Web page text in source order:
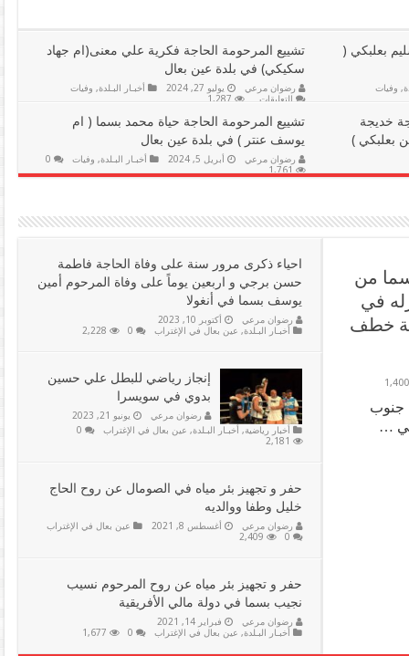
بعلبكي (
, وفيات
تشييع المرحومة الحاجة فكرية علي معنى(ام جهاد
سكيكي) في بلدة عين بعال
رضوان مرعي يوليو 27, 2024 أخبـار البـلدة, وفيات
التعليقاتعلى
المرحومة
الحاجة
فكرية
معنى(ام
جهاد
عين
بعال
1,287
خديجة
بعلبكي )
,وفيات
تشييع المرحومة الحاجة حياة محمد بسما ( ام
يوسف عنتر ) في بلدة عين بعال
رضوان مرعي أبريل 5, 2024 أخبـار البـلدة, وفيات
0
1,761
من
في
خطف
1,400
جنوب
في …
احياء ذكرى مرور سنة على وفاة الحاجة فاطمة
حسن برجي و اربعين يوماً على وفاة المرحوم أمين
يوسف بسما في أنغولا
رضوان مرعي
أكتوبر 10, 2023
أخبـار البـلدة, عين بعال في الإغتراب 0
2,228
إنجاز رياضي للبطل علي حسين
بدوي في سويسرا
رضوان مرعي
يونيو 21, 2023
أخبار رياضية, أخبـار البـلدة, عين بعال في الإغتراب
0
2,181
حفر و تجهيز بئر مياه في الصومال عن روح الحاج
خليل وطفا ووالديه
رضوان مرعي أغسطس 8, 2021
عين بعال في الإغتراب
0
2,409
حفر و تجهيز بئر مياه عن روح المرحوم نسيب
نجيب بسما في دولة مالي الأفريقية
رضوان مرعي
فبراير 14, 2021
أخبـار البـلدة, عين بعال في الإغتراب 0
1,677